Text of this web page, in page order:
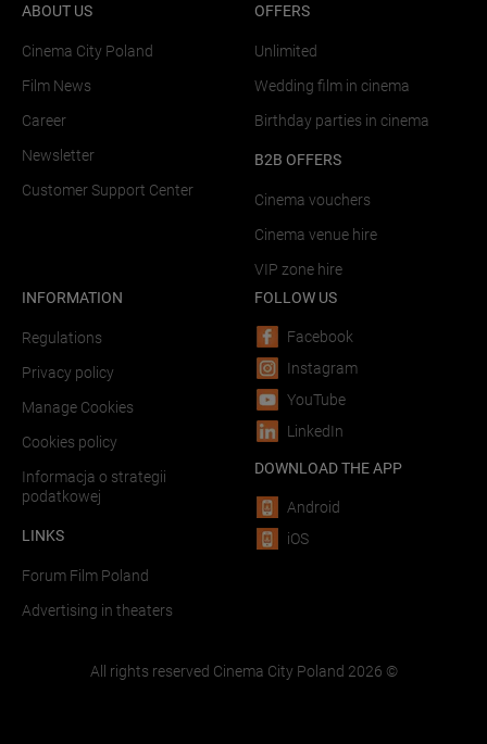
ABOUT US
Cinema City Poland
Film News
Career
Newsletter
Customer Support Center
OFFERS
Unlimited
Wedding film in cinema
Birthday parties in cinema
B2B OFFERS
Cinema vouchers
Cinema venue hire
VIP zone hire
INFORMATION
Regulations
Privacy policy
Manage Cookies
Cookies policy
Informacja o strategii
podatkowej
LINKS
Forum Film Poland
Advertising in theaters
FOLLOW US
Facebook
Instagram
YouTube
LinkedIn
DOWNLOAD THE APP
Android
iOS
All rights reserved Cinema City Poland 2026 ©